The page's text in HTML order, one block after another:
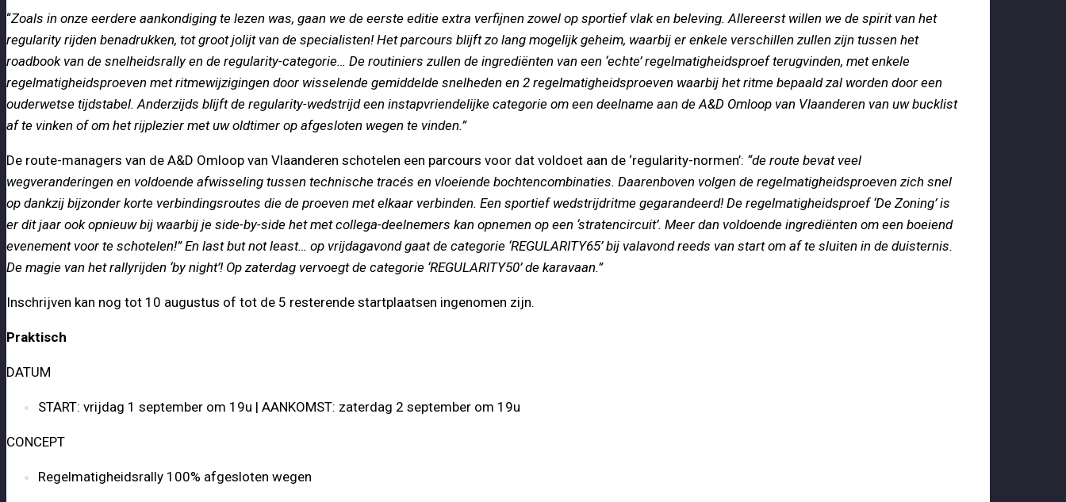
“Zoals in onze eerdere aankondiging te lezen was, gaan we de eerste editie extra verfijnen zowel op sportief vlak en beleving. Allereerst willen we de spirit van het
regularity rijden benadrukken, tot groot jolijt van de specialisten! Het parcours blijft zo lang mogelijk geheim, waarbij er enkele verschillen zullen zijn tussen het
roadbook van de snelheidsrally en de regularity-categorie… De routiniers zullen de ingrediënten van een ‘echte’ regelmatigheidsproef terugvinden, met enkele
regelmatigheidsproeven met ritmewijzigingen door wisselende gemiddelde snelheden en 2 regelmatigheidsproeven waarbij het ritme bepaald zal worden door een
ouderwetse tijdstabel. Anderzijds blijft de regularity-wedstrijd een instapvriendelijke categorie om een deelname aan de A&D Omloop van Vlaanderen van uw bucklist
af te vinken of om het rijplezier met uw oldtimer op afgesloten wegen te vinden.”
De route-managers van de A&D Omloop van Vlaanderen schotelen een parcours voor dat voldoet aan de ‘regularity-normen’: “de route bevat veel
wegveranderingen en voldoende afwisseling tussen technische tracés en vloeiende bochtencombinaties. Daarenboven volgen de regelmatigheidsproeven zich snel
op dankzij bijzonder korte verbindingsroutes die de proeven met elkaar verbinden. Een sportief wedstrijdritme gegarandeerd! De regelmatigheidsproef ‘De Zoning’ is
er dit jaar ook opnieuw bij waarbij je side-by-side het met collega-deelnemers kan opnemen op een ‘stratencircuit’. Meer dan voldoende ingrediënten om een boeiend
evenement voor te schotelen!” En last but not least… op vrijdagavond gaat de categorie ‘REGULARITY65’ bij valavond reeds van start om af te sluiten in de duisternis.
De magie van het rallyrijden ‘by night’! Op zaterdag vervoegt de categorie ‘REGULARITY50’ de karavaan.”
Inschrijven kan nog tot 10 augustus of tot de 5 resterende startplaatsen ingenomen zijn.
Praktisch
DATUM
START: vrijdag 1 september om 19u | AANKOMST: zaterdag 2 september om 19u
CONCEPT
Regelmatigheidsrally 100% afgesloten wegen